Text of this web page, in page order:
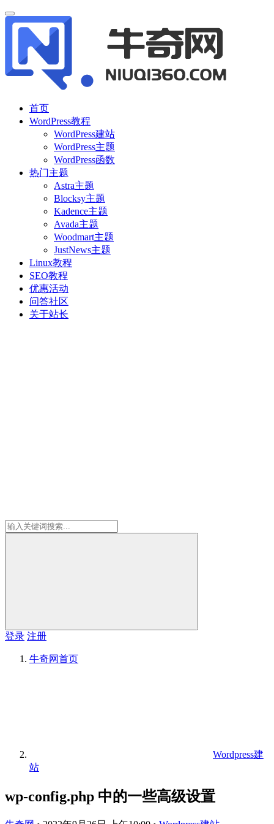
首页
WordPress教程
WordPress建站
WordPress主题
WordPress函数
热门主题
Astra主题
Blocksy主题
Kadence主题
Avada主题
Woodmart主题
JustNews主题
Linux教程
SEO教程
优惠活动
问答社区
关于站长
登录 注册
牛奇网首页
Wordpress建
站
wp-config.php 中的一些高级设置